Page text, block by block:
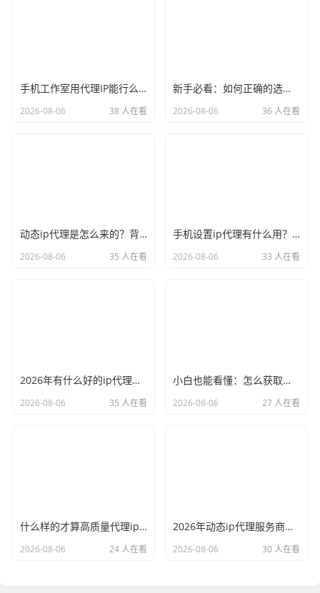
手机工作室用代理IP能行么？过来人的经验告诉你答案
2026-08-06 38 人在看
新手必看：如何正确的选择代理ip软件，别再交智商税了
2026-08-06 36 人在看
动态ip代理是怎么来的？背后的原理比你想象的精彩
2026-08-06 35 人在看
手机设置ip代理有什么用？不只是改定位那么简单
2026-08-06 33 人在看
2026年有什么好的ip代理软件？亲测后我只推荐这几个
2026-08-06 35 人在看
小白也能看懂：怎么获取代理ip和端口号，一步步教会你
2026-08-06 27 人在看
什么样的才算高质量代理ip？资深玩家总结了三个硬指标
2026-08-06 24 人在看
2026年动态ip代理服务商有哪些？这份清单建议收藏
2026-08-06 30 人在看